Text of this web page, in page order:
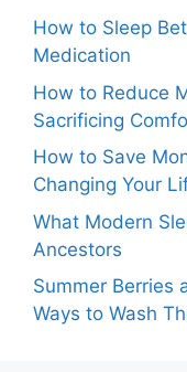
How to Sleep
Medication
How to Reduce
Sacrificing
How to Save
Changing Your
What Modern
Ancestors
Summer Berries
Ways to Wash